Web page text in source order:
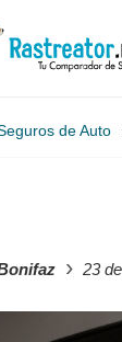
de Auto
› 23